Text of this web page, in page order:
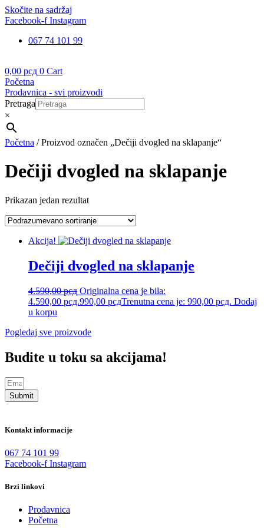
Skočite na sadržaj
Facebook-f Instagram
067 74 101 99
0,00 рсд 0 Cart
Početna
Prodavnica - svi proizvodi
Pretraga
×
Početna / Proizvod označen „Dečiji dvogled na sklapanje“
Dečiji dvogled na sklapanje
Prikazan jedan rezultat
Akcija!
Dečiji dvogled na sklapanje
4.590,00рсд Originalna cena je bila:
4.590,00 рсд.990,00 рсдTrenutna cena je: 990,00 рсд. Dodaj
u korpu
Pogledaj sve proizvode
Budite u toku sa akcijama!
Submit
Kontakt informacije
067 74 101 99
Facebook-f Instagram
Brzi linkovi
Prodavnica
Početna